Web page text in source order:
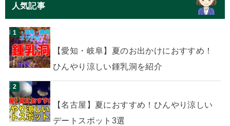
人気記事
【愛知・岐阜】夏のお出かけにおすすめ！
ひんやり涼しい鍾乳洞を紹介
【名古屋】夏におすすめ！ひんやり涼しい
デートスポット3選